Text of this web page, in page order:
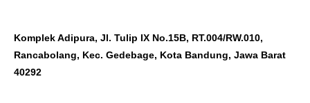
Komplek Adipura, Jl. Tulip IX No.15B, RT.004/RW.010,
Rancabolang, Kec. Gedebage, Kota Bandung, Jawa Barat
40292